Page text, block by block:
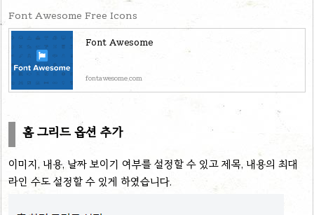
Font Awesome Free Icons
Font Awesome
fontawesome.com
홈 그리드 옵션 추가
이미지, 내용, 날짜 보이기 여부를 설정할 수 있고 제목, 내용의 최대
라인 수도 설정할 수 있게 하였습니다.